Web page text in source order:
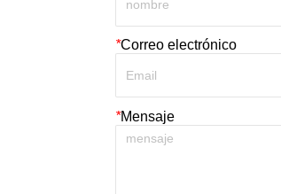
*Correo electrónico
*Mensaje